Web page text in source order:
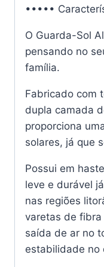
•••••
O Guarda-Sol
pensando no
família.
Fabricado com
dupla camada
proporciona
solares, já que
Possui em
leve e durável
nas regiões
varetas de
saída de ar no
estabilidade no